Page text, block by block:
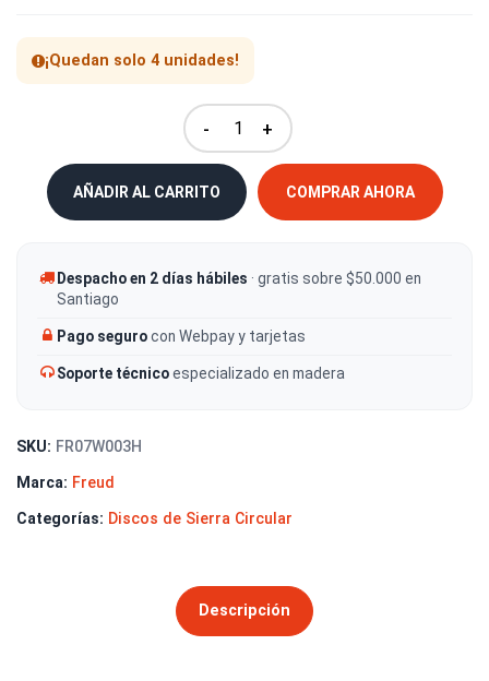
¡Quedan solo 4 unidades!
- +
AÑADIR AL CARRITO COMPRAR AHORA
Despacho en 2 días hábiles · gratis sobre $50.000 en
Santiago
Pago segurocon Webpay y tarjetas
Soporte técnicoespecializado en madera
SKU: FR07W003H
Marca: Freud
Categorías: Discos de Sierra Circular
Descripción